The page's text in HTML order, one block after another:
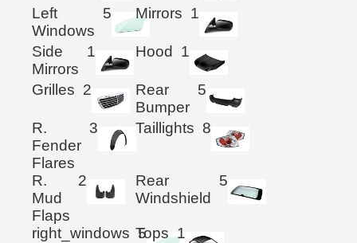
Left
Windows
5 Mirrors 1
Side
Mirrors
1 Hood 1
Grilles 2
Rear
Bumper
5
R.
Fender
Flares
3 Taillights 8
R.
Mud
Flaps
2
Rear
Windshield
5
right_windows 5
Tops 1